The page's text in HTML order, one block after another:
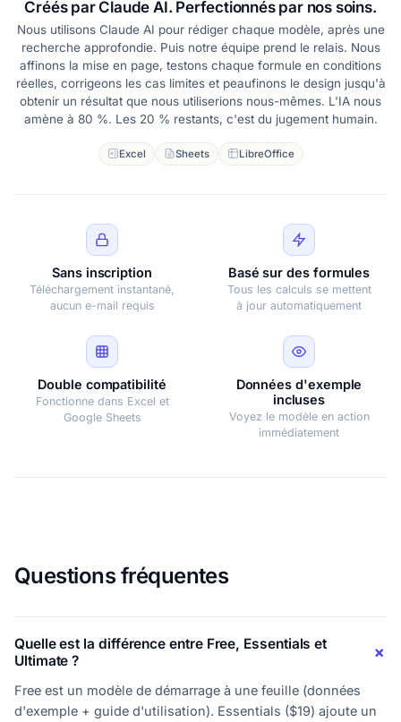
Créés par Claude AI. Perfectionnés par nos soins.
Nous utilisons Claude AI pour rédiger chaque modèle, après une
recherche approfondie. Puis notre équipe prend le relais. Nous
affinons la mise en page, testons chaque formule en conditions
réelles, corrigeons les cas limites et peaufinons le design jusqu'à
obtenir un résultat que nous utiliserions nous-mêmes. L'IA nous
amène à 80 %. Les 20 % restants, c'est du jugement humain.
Excel Sheets LibreOffice
Sans inscription
Téléchargement instantané,
aucun e-mail requis
Basé sur des formules
Tous les calculs se mettent
à jour automatiquement
Double compatibilité
Fonctionne dans Excel et
Google Sheets
Données d'exemple
incluses
Voyez le modèle en action
immédiatement
Questions fréquentes
Quelle est la différence entre Free, Essentials et
Ultimate ?
Free est un modèle de démarrage à une feuille (données
d'exemple + guide d'utilisation). Essentials ($19) ajoute un